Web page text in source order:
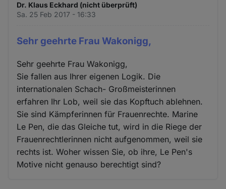
Dr. Klaus Eckhard (nicht überprüft)
Sa. 25 Feb 2017 - 16:33
Sehr geehrte Frau Wakonigg,
Sehr geehrte Frau Wakonigg,
Sie fallen aus Ihrer eigenen Logik. Die
internationalen Schach- Großmeisterinnen
erfahren Ihr Lob, weil sie das Kopftuch ablehnen.
Sie sind Kämpferinnen für Frauenrechte. Marine
Le Pen, die das Gleiche tut, wird in die Riege der
Frauenrechtlerinnen nicht aufgenommen, weil sie
rechts ist. Woher wissen Sie, ob ihre, Le Pen's
Motive nicht genauso berechtigt sind?